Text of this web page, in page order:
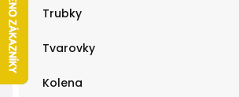
Trubky
Tvarovky
Kolena